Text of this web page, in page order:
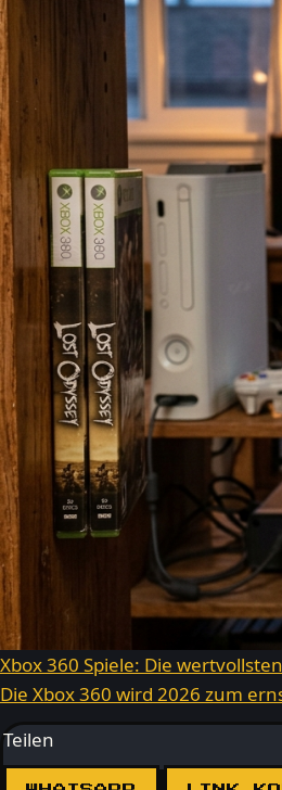
Xbox 360 Spiele: Die
Die Xbox 360 wird 2026 zum
Teilen